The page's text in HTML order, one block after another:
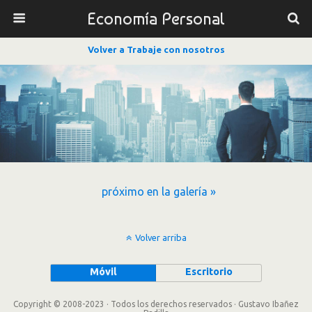
Economía Personal
Volver a Trabaje con nosotros
próximo en la galería »
Volver arriba
Móvil Escritorio
Copyright © 2008-2023 · Todos los derechos reservados · Gustavo Ibañez